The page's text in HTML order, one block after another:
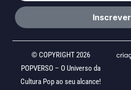
Inscrever
© COPYRIGHT 2026
POPVERSO – O Universo da
Cultura Pop ao seu alcance!